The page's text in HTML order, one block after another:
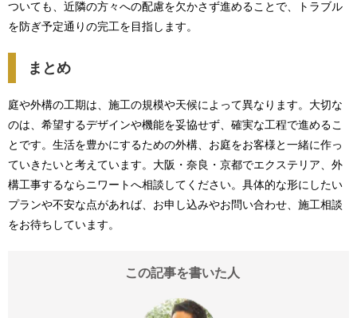
ついても、近隣の方々への配慮を欠かさず進めることで、トラブル
を防ぎ予定通りの完工を目指します。
まとめ
庭や外構の工期は、施工の規模や天候によって異なります。大切な
のは、希望するデザインや機能を妥協せず、確実な工程で進めるこ
とです。生活を豊かにするための外構、お庭をお客様と一緒に作っ
ていきたいと考えています。大阪・奈良・京都でエクステリア、外
構工事するならニワートへ相談してください。具体的な形にしたい
プランや不安な点があれば、お申し込みやお問い合わせ、施工相談
をお待ちしています。
この記事を書いた人